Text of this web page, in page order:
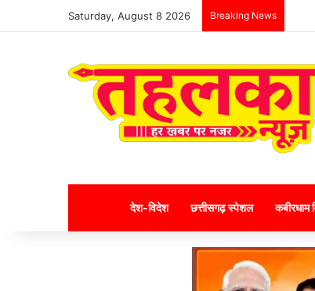
Saturday, August 8 2026 Breaking News
Homeदेश-विदेश छत्तीसगढ़ स्पेशल कबीरधाम